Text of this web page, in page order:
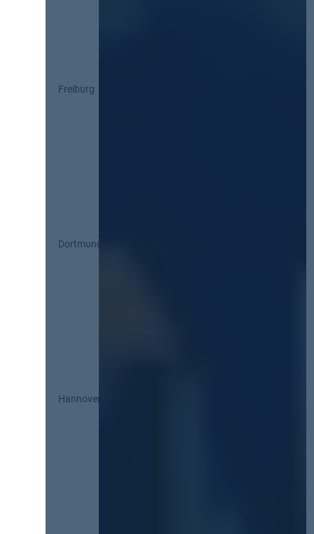
Freiburg
Dortmund
Hannover